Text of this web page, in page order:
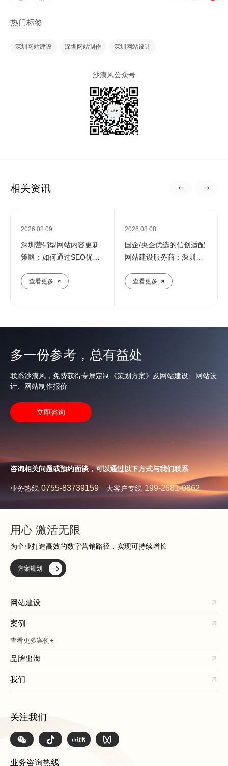
热门标签
深圳网站建设 深圳网站制作 深圳网站设计
沙漠风公众号
相关资讯
2026.08.09
深圳营销型网站内容更新
策略：如何通过SEO优化
查看更多
2026.08.08
国企/央企优选的信创适配
网站建设服务商：深圳定
查看更多
多一份参考，总有益处
联系沙漠风，免费获得专属定制《策划方案》及网站建设、网站设
计、网站制作报价
立即咨询
咨询相关问题或预约面谈，可以通过以下方式与我们联系
业务热线 0755-83739159 大客户专线 199-2681-0862
用心 激活无限
为企业打造高效的数字营销路径，实现可持续增长
方案规划
网站建设
案例
查看更多案例+
品牌出海
我们
关注我们
业务咨询热线